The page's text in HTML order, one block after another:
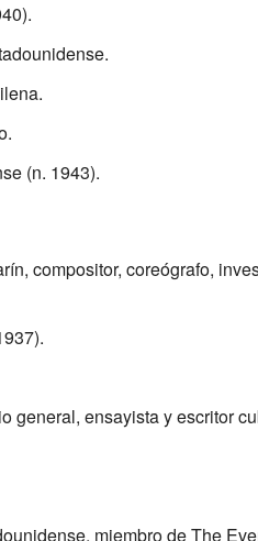
(n. 1943).
compositor, coreógrafo,
general, ensayista y escritor
miembro de The